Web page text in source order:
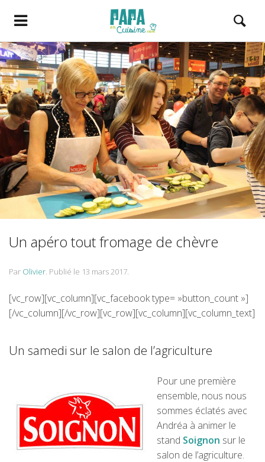
Un apéro tout fromage de chèvre
Par Olivier. Publié le 13 mars 2017.
[vc_row][vc_column][vc_facebook type= »button_count »]
[/vc_column][/vc_row][vc_row][vc_column][vc_column_text]
Un samedi sur le salon de l’agriculture
Pour une première
ensemble, nous nous
sommes éclatés avec
Andréa à animer le
stand Soignon sur le
salon de l’agriculture.